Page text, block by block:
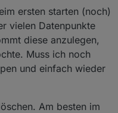
ersten starten (noch)
vielen Datenpunkte
diese anzulegen,
Muss ich noch
und einfach wieder
Am besten im